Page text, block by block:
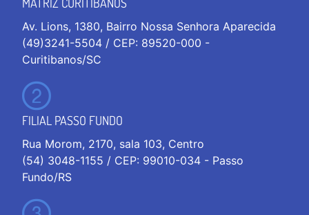
Av. Lions, 1380, Bairro Nossa Senhora Aparecida
(49)3241-5504 / CEP: 89520-000 -
Curitibanos/SC
FILIAL PASSO FUNDO
Rua Morom, 2170, sala 103, Centro
(54) 3048-1155 / CEP: 99010-034 - Passo
Fundo/RS